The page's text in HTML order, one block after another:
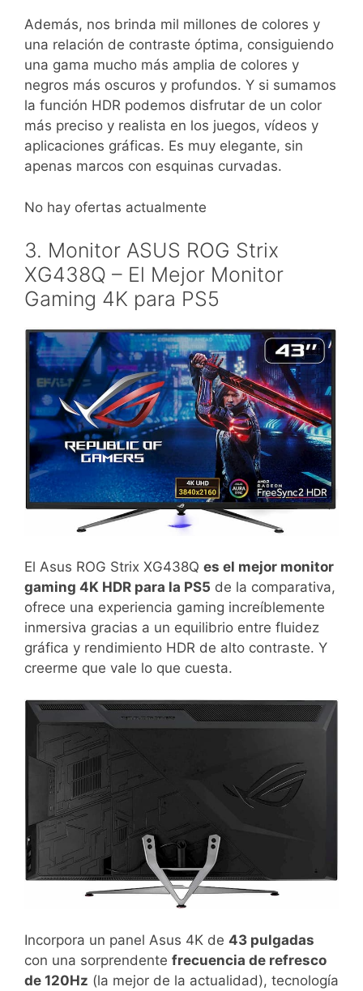
Además, nos brinda mil millones de colores y
una relación de contraste óptima, consiguiendo
una gama mucho más amplia de colores y
negros más oscuros y profundos. Y si sumamos
la función HDR podemos disfrutar de un color
más preciso y realista en los juegos, vídeos y
aplicaciones gráficas. Es muy elegante, sin
apenas marcos con esquinas curvadas.
No hay ofertas actualmente
3. Monitor ASUS ROG Strix
XG438Q – El Mejor Monitor
Gaming 4K para PS5
El Asus ROG Strix XG438Q es el mejor monitor
gaming 4K HDR para la PS5 de la comparativa,
ofrece una experiencia gaming increíblemente
inmersiva gracias a un equilibrio entre fluidez
gráfica y rendimiento HDR de alto contraste. Y
creerme que vale lo que cuesta.
Incorpora un panel Asus 4K de 43 pulgadas
con una sorprendente frecuencia de refresco
de 120Hz (la mejor de la actualidad), tecnología